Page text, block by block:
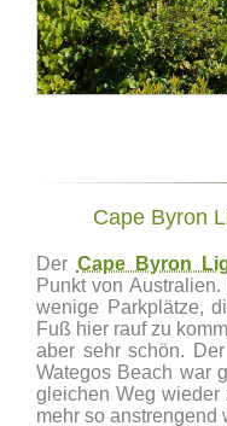
Cape Byron
Der Cape Byron
Punkt von
wenige Parkplätze,
Fuß hier rauf zu
aber sehr schön. Der
Wategos Beach war
gleichen Weg wieder
mehr so anstrengend